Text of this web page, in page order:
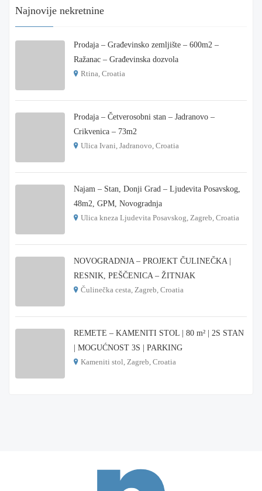
Najnovije nekretnine
Prodaja – Građevinsko zemljište – 600m2 –
Ražanac – Građevinska dozvola
Rtina, Croatia
Prodaja – Četverosobni stan – Jadranovo –
Crikvenica – 73m2
Ulica Ivani, Jadranovo, Croatia
Najam – Stan, Donji Grad – Ljudevita Posavskog,
48m2, GPM, Novogradnja
Ulica kneza Ljudevita Posavskog, Zagreb, Croatia
NOVOGRADNJA – PROJEKT ČULINEČKA |
RESNIK, PEŠČENICA – ŽITNJAK
Čulinečka cesta, Zagreb, Croatia
REMETE – KAMENITI STOL | 80 m² | 2S STAN
| MOGUĆNOST 3S | PARKING
Kameniti stol, Zagreb, Croatia